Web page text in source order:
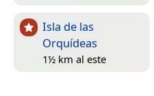
Isla de las
Orquídeas
1½ km al este